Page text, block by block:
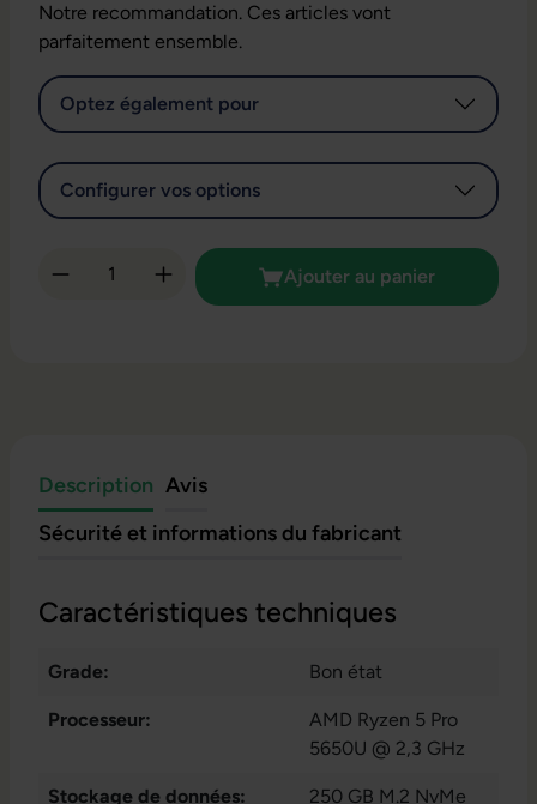
Notre recommandation. Ces articles vont
parfaitement ensemble.
Optez également pour
Configurer vos options
Quantité de produit : Entrez la quantité
Ajouter au panier
Description Avis
Sécurité et informations du fabricant
Caractéristiques techniques
Grade: Bon état
Processeur:
AMD Ryzen 5 Pro
5650U @ 2,3 GHz
Stockage de données:
250 GB M.2 NvMe